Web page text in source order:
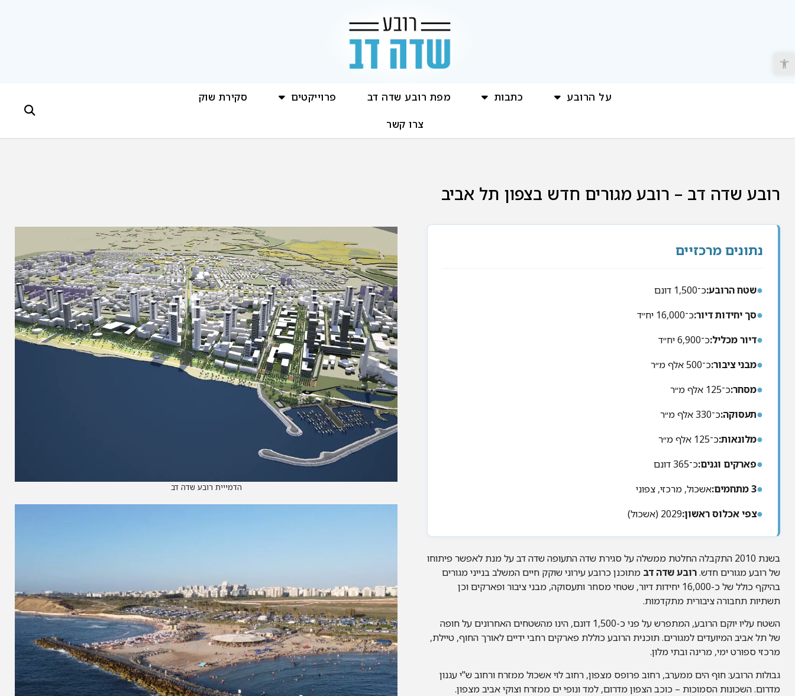
פתח סרגל נגישות
על הרובע כתבות מפת רובע שדה דב פרוייקטים
סקירת שוק
צרו קשר
רובע שדה דב – רובע מגורים חדש בצפון תל אביב
נתונים מרכזיים
●שטח הרובע:כ־1,500 דונם
●סך יחידות דיור:כ־16,000 יח״ד
●דיור מכליל:כ־6,900 יח״ד
●מבני ציבור:כ־500 אלף מ״ר
●מסחר:כ־125 אלף מ״ר
●תעסוקה:כ־330 אלף מ״ר
●מלונאות:כ־125 אלף מ״ר
●פארקים וגנים:כ־365 דונם
●3 מתחמים: אשכול, מרכזי, צפוני
●צפי אכלוס ראשון:2029 (אשכול)
בשנת 2010 התקבלה החלטת ממשלה על סגירת שדה התעופה שדה דב על מנת לאפשר פיתוחו
של רובע מגורים חדש.רובע שדה דב מתוכנן כרובע עירוני שוקק חיים המשלב בנייני מגורים
בהיקף כולל של כ-16,000 יחידות דיור, שטחי מסחר ותעסוקה, מבני ציבור ופארקים וכן
תשתיות תחבורה ציבורית מתקדמות.
השטח עליו יוקם הרובע, המתפרש על פני כ-1,500 דונם, הינו מהשטחים האחרונים על חופה
של תל אביב המיועדים למגורים. תוכנית הרובע כוללת פארקים רחבי ידיים לאורך החוף, טיילת,
מרכזי ספורט ימי, מרינה ובתי מלון.
גבולות הרובע: חוף הים ממערב, רחוב פרופס מצפון, רחוב לוי אשכול ממזרח ורחוב ש"י עגנון
מדרום. השכונות הסמוכות – כוכב הצפון מדרום, למד ונופי ים ממזרח וצוקי אביב מצפון.
הדמייית רובע שדה דב